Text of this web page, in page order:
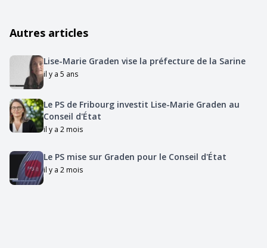
Autres articles
Lise-Marie Graden vise la préfecture de la Sarine
il y a 5 ans
Le PS de Fribourg investit Lise-Marie Graden au
Conseil d'État
il y a 2 mois
Le PS mise sur Graden pour le Conseil d'État
il y a 2 mois